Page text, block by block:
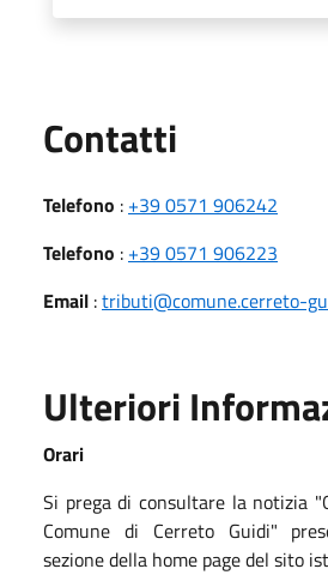
Contatti
Telefono : +39 0571 906242
Telefono : +39 0571 906223
Email :tributi@comune.cerreto-
Ulteriori
Orari
Si prega di consultare la notizia
Comune di Cerreto Guidi"
sezione della home page del sito